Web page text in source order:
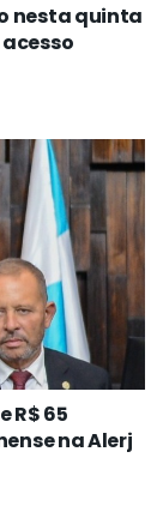
nesta quinta
R$ 65
na Alerj